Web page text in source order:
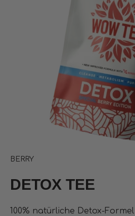
BERRY
DETOX TEE
100% natürliche Detox-